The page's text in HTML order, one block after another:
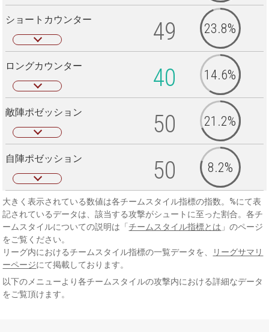
ショートカウンター 49 23.8%
ロングカウンター 40 14.6%
敵陣ポゼッション 50 21.2%
自陣ポゼッション 50 8.2%
大きく表示されている数値は各チームスタイル指標の指数。%にて表
記されているデータは、該当する攻撃がシュートに至った割合。各チ
ームスタイルについての説明は「 チームスタイル指標とは 」のページ
をご覧ください。
リーグ内におけるチームスタイル指標の一覧データを、
リーグサマリ
ーページにて掲載しております。
以下のメニューより各チームスタイルの攻撃内における詳細なデータ
をご覧頂けます。